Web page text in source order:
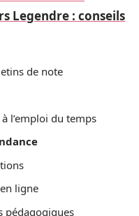
Legendre : conseils
de note
l’emploi du temps
ligne
pédagogiques